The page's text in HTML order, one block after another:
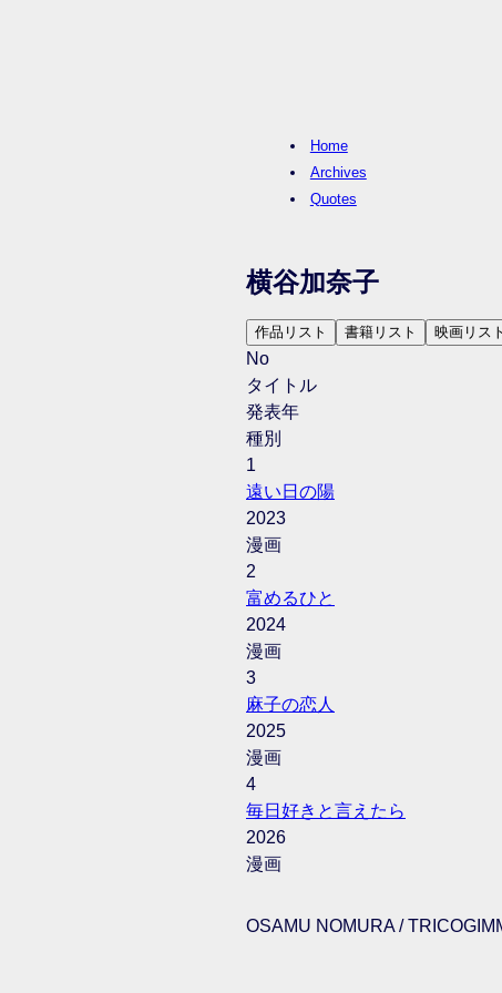
Home
Archives
Quotes
横谷加奈子
作品リスト 書籍リスト 映画リスト
No
タイトル
発表年
種別
1
遠い日の陽
2023
漫画
2
富めるひと
2024
漫画
3
麻子の恋人
2025
漫画
4
毎日好きと言えたら
2026
漫画
OSAMU NOMURA /